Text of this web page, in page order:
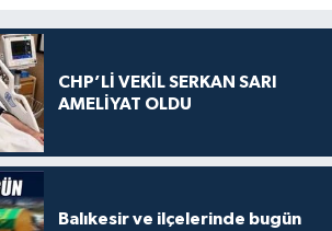
CHP’Lİ VEKİL SERKAN SARI
AMELİYAT OLDU
Balıkesir ve ilçelerinde bugün